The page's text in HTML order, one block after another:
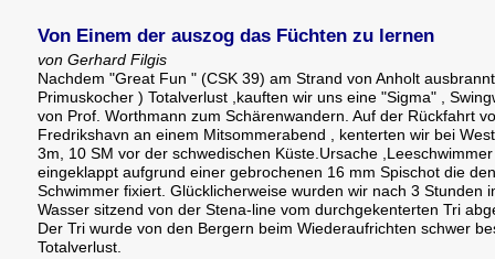
Von Einem der auszog das Füchten zu lernen
von Gerhard Filgis
Nachdem "Great Fun " (CSK 39) am Strand von Anholt
Primuskocher ) Totalverlust ,kauften wir uns eine "Sigma" ,
von Prof. Worthmann zum Schärenwandern. Auf der Rückfahrt
Fredrikshavn an einem Mitsommerabend , kenterten wir bei
3m, 10 SM vor der schwedischen Küste.Ursache ,Leeschwimmer
eingeklappt aufgrund einer gebrochenen 16 mm Spischot die den
Schwimmer fixiert. Glücklicherweise wurden wir nach 3 Stunden
Wasser sitzend von der Stena-line vom durchgekenterten Tri
Der Tri wurde von den Bergern beim Wiederaufrichten schwer
Totalverlust.